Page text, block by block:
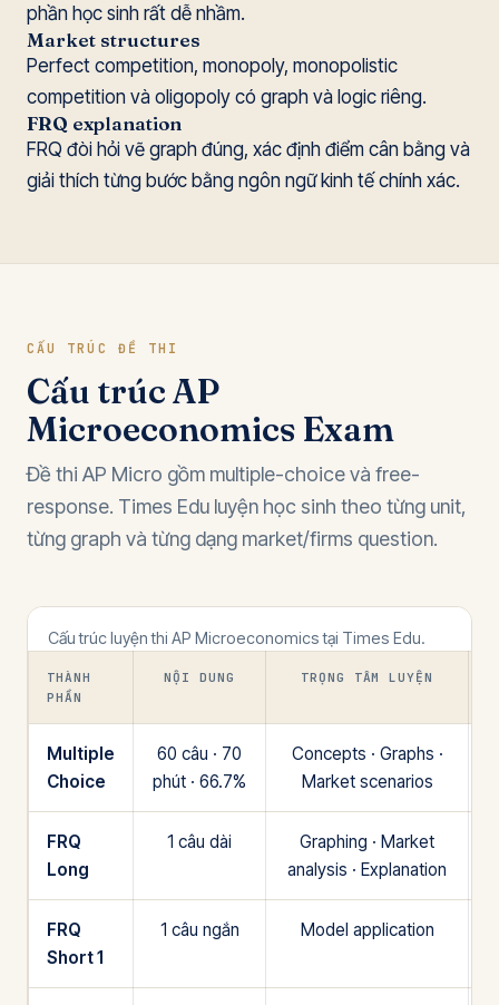
phần học sinh rất dễ nhầm.
Market structures
Perfect competition, monopoly, monopolistic
competition và oligopoly có graph và logic riêng.
FRQ explanation
FRQ đòi hỏi vẽ graph đúng, xác định điểm cân bằng và
giải thích từng bước bằng ngôn ngữ kinh tế chính xác.
CẤU TRÚC ĐỀ THI
Cấu trúc AP
Microeconomics Exam
Đề thi AP Micro gồm multiple-choice và free-
response. Times Edu luyện học sinh theo từng unit,
từng graph và từng dạng market/firms question.
Cấu trúc luyện thi AP Microeconomics tại Times Edu.
THÀNH
PHẦN
NỘI DUNG TRỌNG TÂM LUYỆN
Multiple
Choice
60 câu · 70
phút · 66.7%
Concepts · Graphs ·
Market scenarios
FRQ
Long
1 câu dài
Graphing · Market
analysis · Explanation
FRQ
Short 1
1 câu ngắn Model application